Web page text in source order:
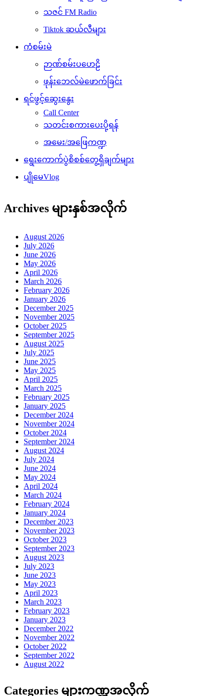
သဇင် FM Radio
Tiktok ဆယ်လီများ
ကံစမ်းမဲ
ဉာဏ်စမ်းပဟေဠိ
ဖုန်းဘေလ်မဲဖောက်ခြင်း
ရင်ဖွင့်ဆွေးနွေး
Call Center
သတင်းစကားပေးပို့ရန်
အမေး/အဖြေကဏ္ဍ
ရွေးကောက်ပွဲစိစစ်တွေ့ရှိချက်များ
ပျိုမေVlog
Archives များနှစ်အလိုက်
August 2026
July 2026
June 2026
May 2026
April 2026
March 2026
February 2026
January 2026
December 2025
November 2025
October 2025
September 2025
August 2025
July 2025
June 2025
May 2025
April 2025
March 2025
February 2025
January 2025
December 2024
November 2024
October 2024
September 2024
August 2024
July 2024
June 2024
May 2024
April 2024
March 2024
February 2024
January 2024
December 2023
November 2023
October 2023
September 2023
August 2023
July 2023
June 2023
May 2023
April 2023
March 2023
February 2023
January 2023
December 2022
November 2022
October 2022
September 2022
August 2022
Categories များကဏ္ဍအလိုက်